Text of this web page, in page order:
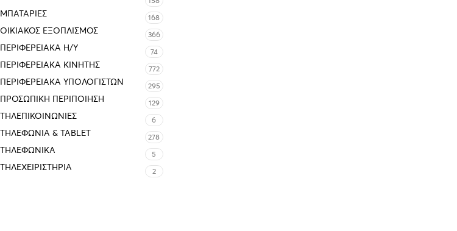
ΜΠΑΤΑΡΊΕΣ 168
ΟΙΚΙΑΚΌΣ ΕΞΟΠΛΙΣΜΌΣ 366
ΠΕΡΙΦΕΡΕΙΑΚΑ Η/Υ 74
ΠΕΡΙΦΕΡΕΙΑΚΑ ΚΙΝΗΤΗΣ 772
ΠΕΡΙΦΕΡΕΙΑΚΆ ΥΠΟΛΟΓΙΣΤΏΝ 295
ΠΡΟΣΩΠΙΚΉ ΠΕΡΙΠΟΊΗΣΗ 129
ΤΗΛΕΠΙΚΟΙΝΩΝΊΕΣ 6
ΤΗΛΕΦΩΝΊΑ & TABLET 278
ΤΗΛΕΦΩΝΙΚΑ 5
ΤΗΛΕΧΕΙΡΙΣΤΉΡΙΑ 2